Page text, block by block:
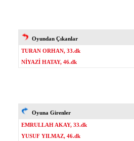
Oyundan Çıkanlar
TURAN ORHAN, 33.dk
NİYAZİ HATAY, 46.dk
Oyuna Girenler
EMRULLAH AKAY, 33.dk
YUSUF YILMAZ, 46.dk